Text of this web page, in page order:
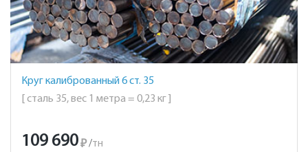
Круг калиброванный 6 ст. 35
[ сталь 35, вес 1 метра = 0,23 кг ]
109 690₽ /тн